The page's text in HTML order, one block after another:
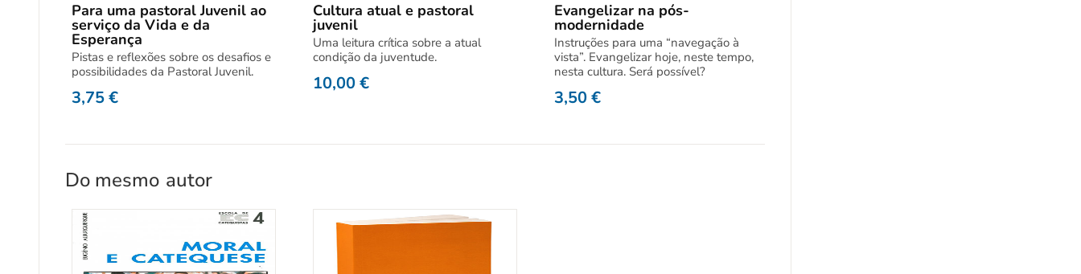
Para uma pastoral Juvenil ao
serviço da Vida e da
Esperança
Pistas e reflexões sobre os desafios e
possibilidades da Pastoral Juvenil.
3,75€
Cultura atual e pastoral
juvenil
Uma leitura crítica sobre a atual
condição da juventude.
10,00€
Evangelizar na pós-
modernidade
Instruções para uma “navegação à
vista”. Evangelizar hoje, neste tempo,
nesta cultura. Será possível?
3,50€
Do mesmo autor